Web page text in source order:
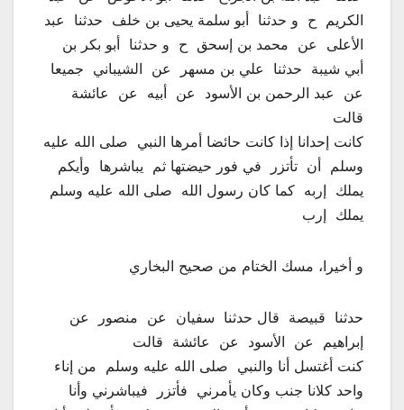
الكريم ‏ ‏ح ‏ ‏و حدثنا ‏ ‏أبو سلمة يحيى بن خلف ‏ ‏حدثنا ‏ ‏عبد
الأعلى ‏ ‏عن ‏ ‏محمد بن إسحق ‏ ‏ح ‏ ‏و حدثنا ‏ ‏أبو بكر بن
أبي شيبة ‏ ‏حدثنا ‏ ‏علي بن مسهر ‏ ‏عن ‏ ‏الشيباني ‏ ‏جميعا ‏
‏عن ‏ ‏عبد الرحمن بن الأسود ‏ ‏عن ‏ ‏أبيه ‏ ‏عن ‏ ‏عائشة ‏
‏قالت ‏
‏كانت إحدانا إذا كانت حائضا أمرها النبي ‏ ‏صلى الله عليه
وسلم ‏ ‏أن ‏ ‏تأتزر ‏ ‏في فور حيضتها ثم ‏ ‏يباشرها ‏ ‏وأيكم
يملك ‏ ‏إربه ‏ ‏كما كان رسول الله ‏ ‏صلى الله عليه وسلم ‏
‏يملك ‏ ‏إرب
و أخيرا، مسك الختام من صحيح البخاري
‏حدثنا ‏ ‏قبيصة ‏ ‏قال حدثنا ‏ ‏سفيان ‏ ‏عن ‏ ‏منصور ‏ ‏عن ‏
‏إبراهيم ‏ ‏عن ‏ ‏الأسود ‏ ‏عن ‏ ‏عائشة ‏ ‏قالت ‏
‏كنت أغتسل أنا والنبي ‏ ‏صلى الله عليه وسلم ‏ ‏من إناء
واحد كلانا جنب وكان يأمرني ‏ ‏فأتزر ‏ ‏فيباشرني وأنا